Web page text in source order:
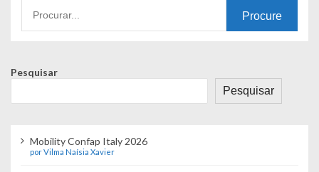
por:
Pesquisar
Pesquisar
Mobility Confap Italy 2026
por Vilma Naísia Xavier